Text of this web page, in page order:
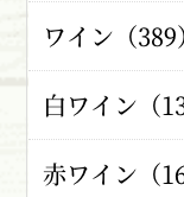
ワイン（389）
白ワイン（
赤ワイン（